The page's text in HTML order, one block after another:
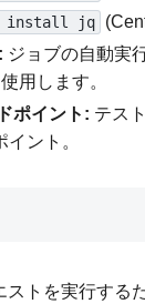
install jq
ジョブの自動実
用します。
ポイント: テス
ント。
ストを実行する